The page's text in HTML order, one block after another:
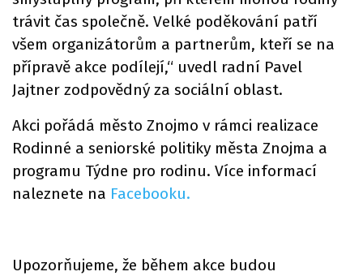
trávit čas společně. Velké poděkování patří
všem organizátorům a partnerům, kteří se na
přípravě akce podílejí,“ uvedl radní Pavel
Jajtner zodpovědný za sociální oblast.
Akci pořádá město Znojmo v rámci realizace
Rodinné a seniorské politiky města Znojma a
programu Týdne pro rodinu. Více informací
naleznete na Facebooku.
Upozorňujeme, že během akce budou